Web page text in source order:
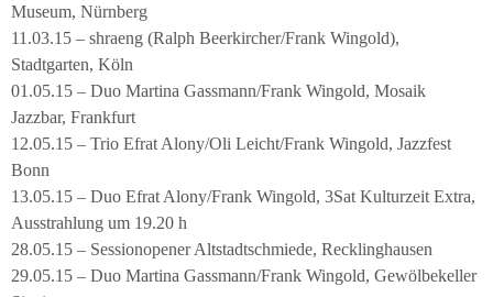
Museum, Nürnberg
11.03.15 – shraeng (Ralph Beerkircher/Frank Wingold),
Stadtgarten, Köln
01.05.15 – Duo Martina Gassmann/Frank Wingold, Mosaik
Jazzbar, Frankfurt
12.05.15 – Trio Efrat Alony/Oli Leicht/Frank Wingold, Jazzfest
Bonn
13.05.15 – Duo Efrat Alony/Frank Wingold, 3Sat Kulturzeit Extra,
Ausstrahlung um 19.20 h
28.05.15 – Sessionopener Altstadtschmiede, Recklinghausen
29.05.15 – Duo Martina Gassmann/Frank Wingold, Gewölbekeller